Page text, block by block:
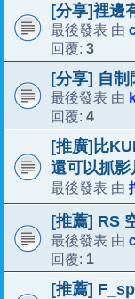
[分享]裡邊
最後發表 由
回覆: 3
[分享] 自制
最後發表 由
回覆: 4
[推廣]比
還可以抓
最後發表 由
[推薦] RS
最後發表 由
回覆: 1
[推薦]